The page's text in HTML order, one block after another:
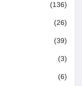
(136)
(26)
(39)
(3)
(6)